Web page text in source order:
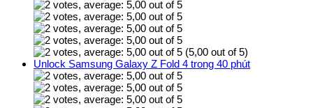
(5,00 out of 5)
Unlock Samsung Galaxy Z Fold 4 trong 40 phút